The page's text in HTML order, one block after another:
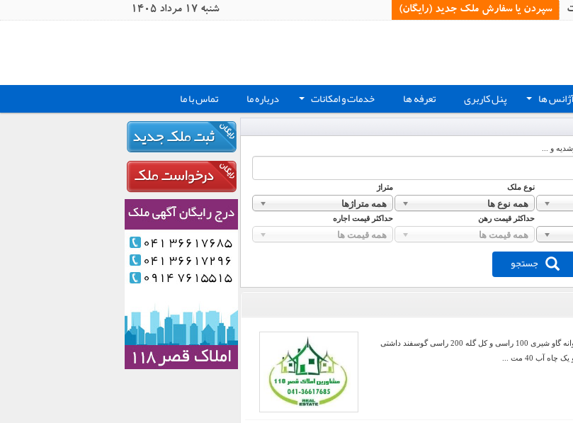
سپردن یا سفارش ملک جدید (رایگان)‏ شنبه 17 مرداد 1405
+ ها پنل کاربری تعرفه ها + خدمات و امکانات درباره ما تماس با ما
و ...
نوع ملک متراژ
همه نوع ها همه متراژها
حداکثر قیمت رهن حداکثر قیمت اجاره
همه قیمت ها همه قیمت ها
جستجو
فروش یک مزرعه سرسبز و مجهز در یکی از روستاهای ساری دارای پروانه گاو شیری 100 راسی و کل گله 200 راسی گوسفند داشتی